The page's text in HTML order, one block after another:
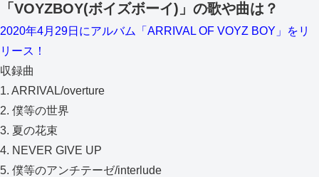
「VOYZBOY(ボイズボーイ)」の歌や曲は？
2020年4月29日にアルバム「ARRIVAL OF VOYZ BOY」をリ
リース！
収録曲
1. ARRIVAL/overture
2. 僕等の世界
3. 夏の花束
4. NEVER GIVE UP
5. 僕等のアンチテーゼ/interlude